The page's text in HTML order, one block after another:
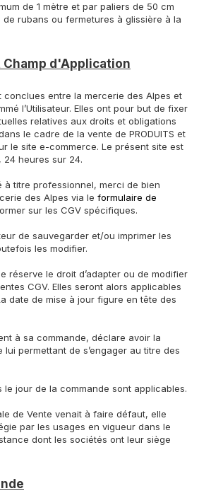
de 1 mètre et par paliers de 50 cm
de rubans ou fermetures à glissière à la
Champ d'Application
conclues entre la mercerie des Alpes et
l’Utilisateur. Elles ont pour but de fixer
relatives aux droits et obligations
le cadre de la vente de PRODUITS et
le site e-commerce. Le présent site est
24 heures sur 24.
titre professionnel, merci de bien
des Alpes via le formulaire de
sur les CGV spécifiques.
de sauvegarder et/ou imprimer les
les modifier.
réserve le droit d’adapter ou de modifier
CGV. Elles seront alors applicables
date de mise à jour figure en tête des
à sa commande, déclare avoir la
permettant de s’engager au titre des
le jour de la commande sont applicables.
de Vente venait à faire défaut, elle
par les usages en vigueur dans le
dont les sociétés ont leur siège